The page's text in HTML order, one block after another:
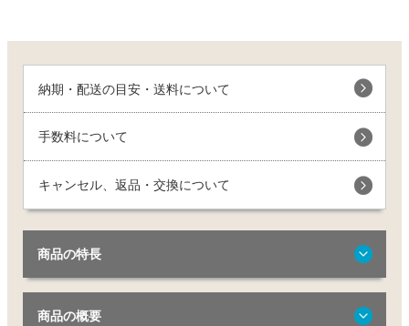
納期・配送の目安・送料について
手数料について
キャンセル、返品・交換について
商品の特長
商品の概要